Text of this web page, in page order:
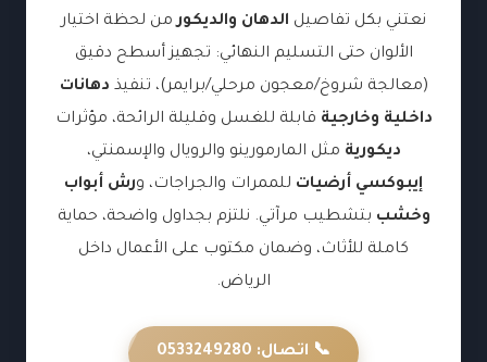
نعتني بكل تفاصيل الدهان والديكورمن لحظة اختيار
الألوان حتى التسليم النهائي: تجهيز أسطح دقيق
(معالجة شروخ/معجون مرحلي/برايمر)، تنفيذ دهانات
داخلية وخارجية قابلة للغسل وقليلة الرائحة، مؤثرات
ديكورية مثل المارمورينو والرويال والإسمنتي،
إيبوكسي أرضيات للممرات والجراجات، ورش أبواب
وخشب بتشطيب مرآتي. نلتزم بجداول واضحة، حماية
كاملة للأثاث، وضمان مكتوب على الأعمال داخل
الرياض.
📞 اتصال: 0533249280